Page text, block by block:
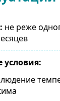
не реже